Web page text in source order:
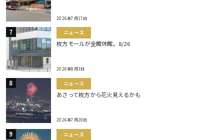
2026年7月17日
ニュース
枚方モールが全館休館。8/26
2026年8月3日
ニュース
あさって枚方から花火見えるかも
2026年7月20日
ニュース